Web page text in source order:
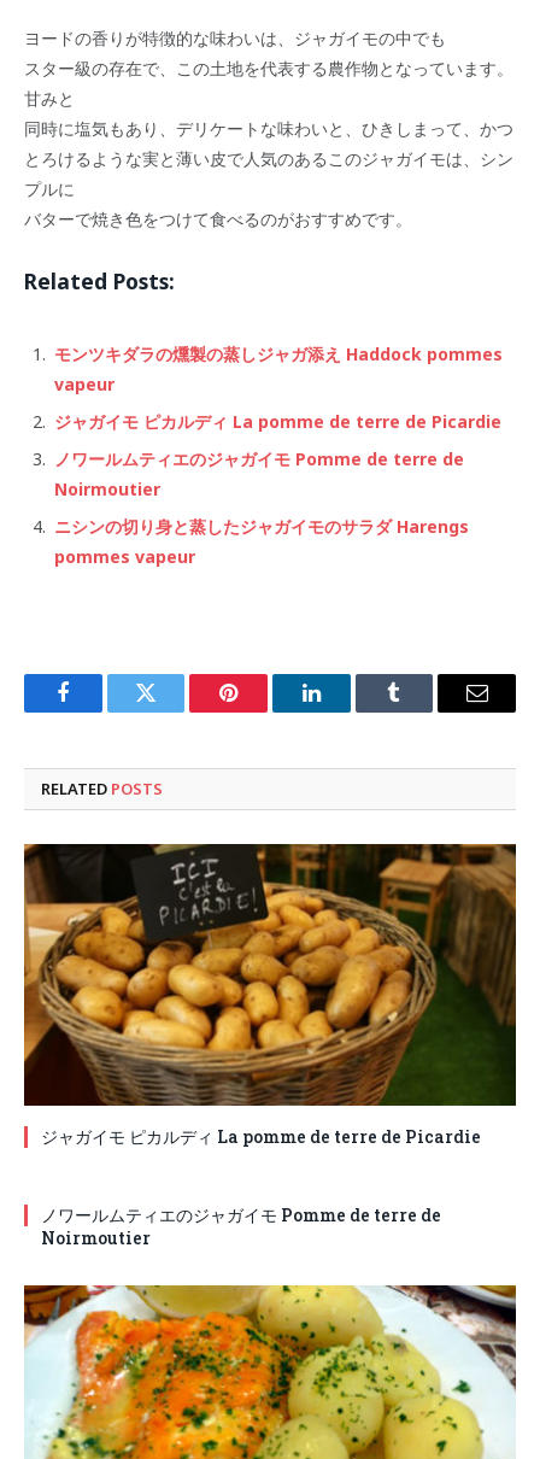
ヨードの香りが特徴的な味わいは、ジャガイモの中でも
スター級の存在で、この土地を代表する農作物となっています。
甘みと
同時に塩気もあり、デリケートな味わいと、ひきしまって、かつ
とろけるような実と薄い皮で人気のあるこのジャガイモは、シン
プルに
バターで焼き色をつけて食べるのがおすすめです。
Related Posts:
モンツキダラの燻製の蒸しジャガ添え Haddock pommes
vapeur
ジャガイモ ピカルディ La pomme de terre de Picardie
ノワールムティエのジャガイモ Pomme de terre de
Noirmoutier
ニシンの切り身と蒸したジャガイモのサラダ Harengs
pommes vapeur
FacebookTwitter Pinterest LinkedInTumblr Email
RELATED POSTS
ジャガイモ ピカルディ La pomme de terre de Picardie
ノワールムティエのジャガイモ Pomme de terre de
Noirmoutier